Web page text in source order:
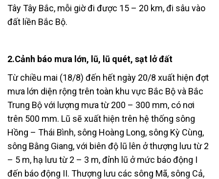
Tây Tây Bắc, mỗi giờ đi được 15 – 20 km, đi sâu vào
đất liền Bắc Bộ.
2.Cảnh báo mưa lớn, lũ, lũ quét, sạt lở đất
Từ chiều mai (18/8) đến hết ngày 20/8 xuất hiện đợt
mưa lớn diện rộng trên toàn khu vực Bắc Bộ và Bắc
Trung Bộ với lượng mưa từ 200 – 300 mm, có nơi
trên 500 mm. Lũ sẽ xuất hiện trên hệ thống sông
Hồng – Thái Bình, sông Hoàng Long, sông Kỳ Cùng,
sông Bằng Giang, với biên độ lũ lên ở thượng lưu từ 2
– 5 m, hạ lưu từ 2 – 3 m, đỉnh lũ ở mức báo động I
đến báo động II. Thượng lưu các sông Mã, sông Cả,